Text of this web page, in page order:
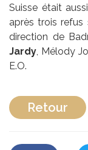
Suisse était
après trois
direction de
Jardy, Mélody
E.O.
Retour